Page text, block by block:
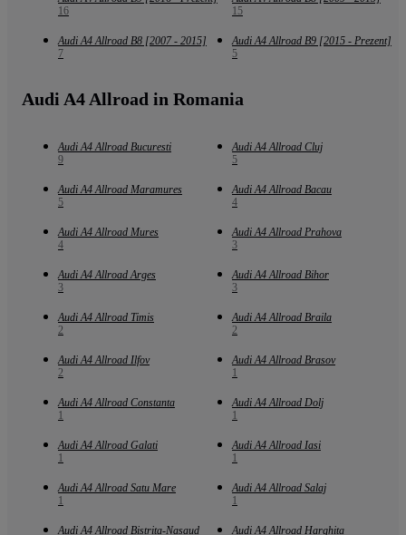
16
15
Audi A4 Allroad B8 [2007 - 2015]
7
Audi A4 Allroad B9 [2015 - Prezent]
5
Audi A4 Allroad in Romania
Audi A4 Allroad Bucuresti
9
Audi A4 Allroad Cluj
5
Audi A4 Allroad Maramures
5
Audi A4 Allroad Bacau
4
Audi A4 Allroad Mures
4
Audi A4 Allroad Prahova
3
Audi A4 Allroad Arges
3
Audi A4 Allroad Bihor
3
Audi A4 Allroad Timis
2
Audi A4 Allroad Braila
2
Audi A4 Allroad Ilfov
2
Audi A4 Allroad Brasov
1
Audi A4 Allroad Constanta
1
Audi A4 Allroad Dolj
1
Audi A4 Allroad Galati
1
Audi A4 Allroad Iasi
1
Audi A4 Allroad Satu Mare
1
Audi A4 Allroad Salaj
1
Audi A4 Allroad Bistrita-Nasaud
Audi A4 Allroad Harghita